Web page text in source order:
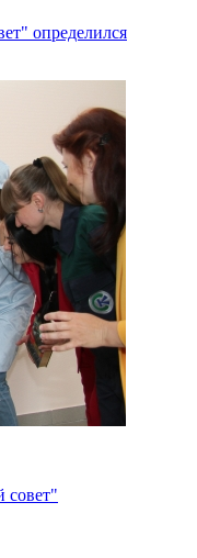
определился
совет"